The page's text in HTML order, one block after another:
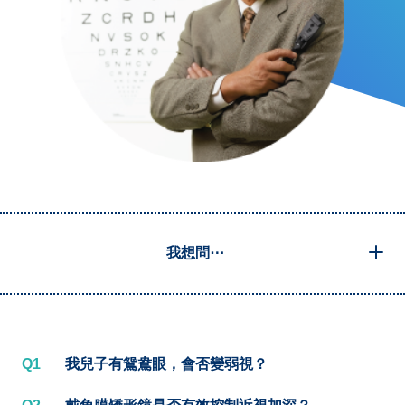
我想問⋯
Q1 我兒子有鴛鴦眼，會否變弱視？